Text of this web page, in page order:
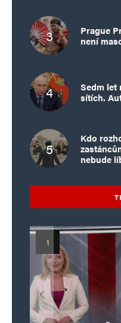
Prague
není
Sedm let
sítích.
Kdo
nebude
Brutální
Krvavé
Mýty o
Pivo,
i humor.
dotace,
Pim